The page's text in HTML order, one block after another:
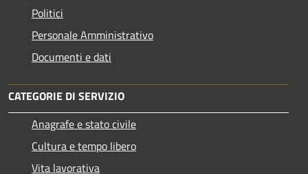
Politici
Personale Amministrativo
Documenti e dati
CATEGORIE DI SERVIZIO
Anagrafe e stato civile
Cultura e tempo libero
Vita lavorativa